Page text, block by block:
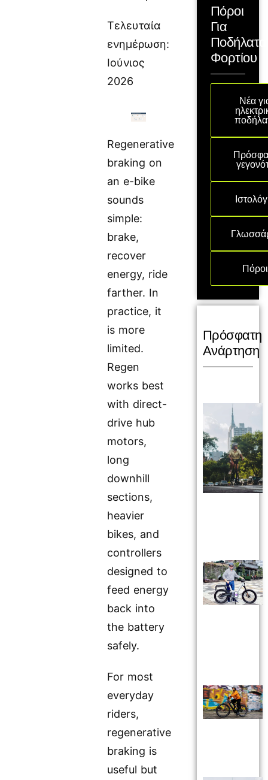
Τελευταία
ενημέρωση:
Ιούνιος
2026
Regenerative
braking on
an e-bike
sounds
simple:
brake,
recover
energy, ride
farther. In
practice, it
is more
limited.
Regen
works best
with direct-
drive hub
motors,
long
downhill
sections,
heavier
bikes, and
controllers
designed to
feed energy
back into
the battery
safely.
For most
everyday
riders,
regenerative
braking is
useful but
Πόροι
Για
Ποδήλατα
Φορτίου
Νέα
Πόροι
Πρόσφατη
Ανάρτηση